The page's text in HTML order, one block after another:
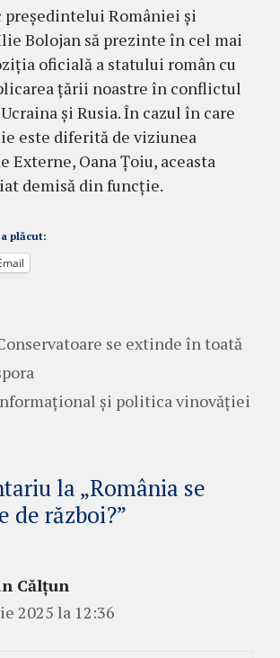
României și
Bolojan să prezinte în cel mai
oficială a statului român cu
țării noastre în conflictul
și Rusia. În cazul în care
este diferită de viziunea
Externe, Oana Țoiu, aceasta
demisă din funcție.
plăcut:
se extinde în toată
și politica vinovăției
la „România se
de război?”
Călțun
2025 la 12:36